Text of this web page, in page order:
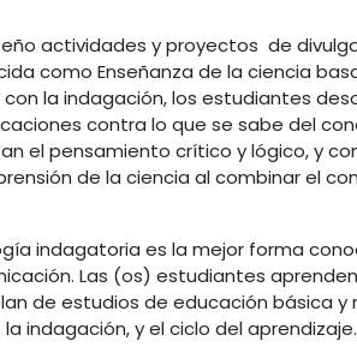
actividades y proyectos de
como Enseñanza de la ciencia
la indagación, los estudiantes
contra lo que se sabe del
el pensamiento crítico y lógico, y
de la ciencia al combinar el
indagatoria es la mejor forma
Las (os) estudiantes
de estudios de educación básica
indagación, y el ciclo del aprendizaje.